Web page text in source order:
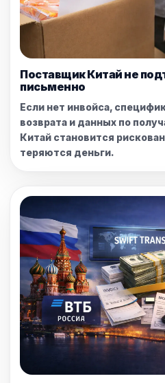
Поставщик Китай не
письменно
Если нет инвойса,
возврата и данных по
Китай становится
теряются деньги.